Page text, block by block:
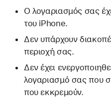
Ο λογαριασμός σας
του iPhone.
Δεν υπάρχουν
περιοχή σας.
Δεν έχει
λογαριασμό σας που
που εκκρεμούν.